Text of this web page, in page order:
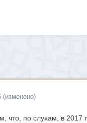
(изменено)
что, по слухам, в